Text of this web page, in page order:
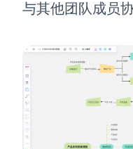
与其他团队成员